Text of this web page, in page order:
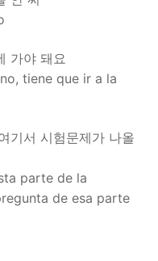
가야 돼요
tiene que ir a la
기서 시험문제가 나올
parte de la
de esa parte